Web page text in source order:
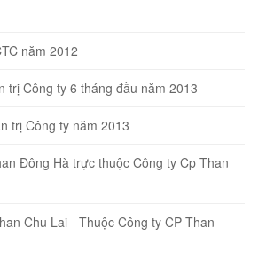
năm 2012
trị Công ty 6 tháng đầu năm 2013
trị Công ty năm 2013
Đông Hà trực thuộc Công ty Cp Than
Chu Lai - Thuộc Công ty CP Than